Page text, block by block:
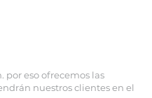
eso ofrecemos las
nuestros clientes en el